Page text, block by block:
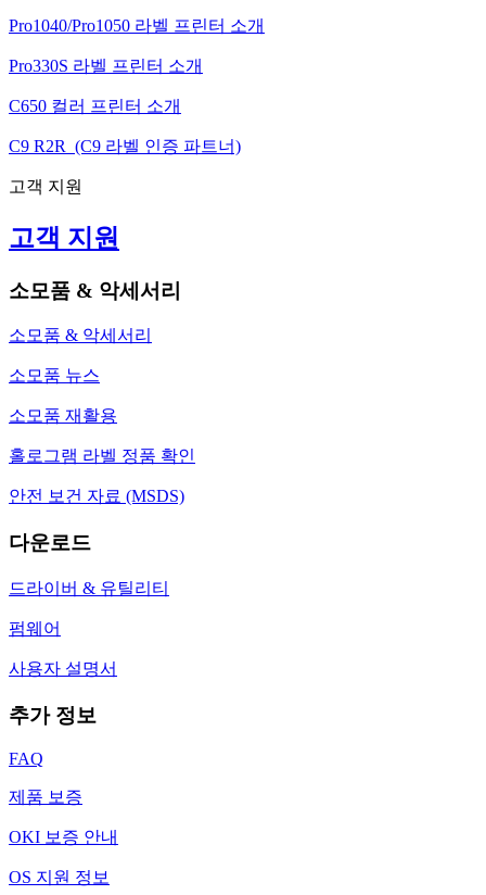
Pro1040/Pro1050 라벨 프린터 소개
Pro330S 라벨 프린터 소개
C650 컬러 프린터 소개
C9 R2R (C9 라벨 인증 파트너)
고객 지원
고객 지원
소모품 & 악세서리
소모품 & 악세서리
소모품 뉴스
소모품 재활용
홀로그램 라벨 정품 확인
안전 보건 자료 (MSDS)
다운로드
드라이버 & 유틸리티
펌웨어
사용자 설명서
추가 정보
FAQ
제품 보증
OKI 보증 안내
OS 지원 정보